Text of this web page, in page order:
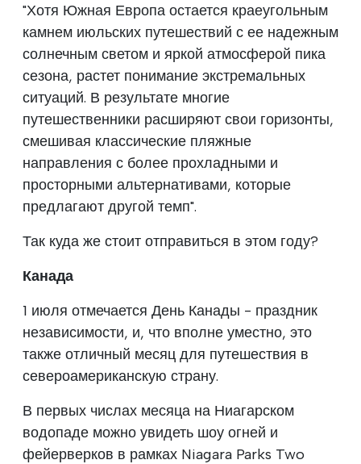
"Хотя Южная Европа остается краеугольным
камнем июльских путешествий с ее надежным
солнечным светом и яркой атмосферой пика
сезона, растет понимание экстремальных
ситуаций. В результате многие
путешественники расширяют свои горизонты,
смешивая классические пляжные
направления с более прохладными и
просторными альтернативами, которые
предлагают другой темп".
Так куда же стоит отправиться в этом году?
Канада
1 июля отмечается День Канады - праздник
независимости, и, что вполне уместно, это
также отличный месяц для путешествия в
североамериканскую страну.
В первых числах месяца на Ниагарском
водопаде можно увидеть шоу огней и
фейерверков в рамках Niagara Parks Two